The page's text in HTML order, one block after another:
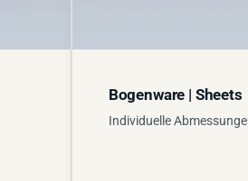
Bogenware | Sheets
Individuelle Abmessungen